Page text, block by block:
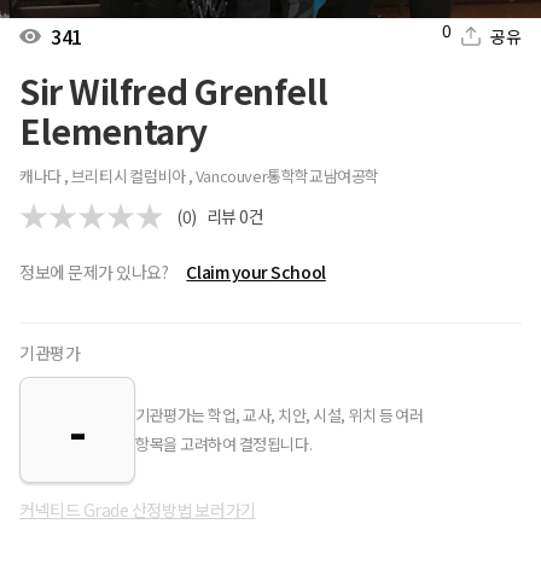
341 0 공유
Sir Wilfred Grenfell
Elementary
캐나다 , 브리티시 컬럼비아 , Vancouver통학학교남여공학
(0) 리뷰0건
정보에 문제가 있나요? Claim your School
기관평가
-
기관평가는 학업, 교사, 치안, 시설, 위치 등 여러
항목을 고려하여 결정됩니다.
커넥티드 Grade 산정방법 보러가기